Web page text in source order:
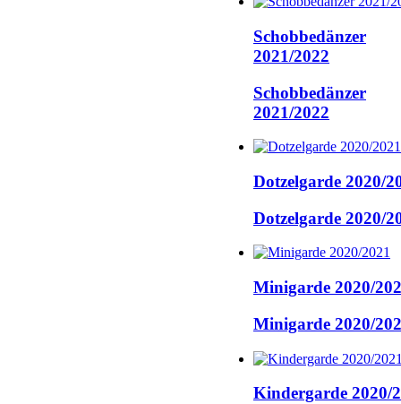
Schobbedänzer
2021/2022
Schobbedänzer
2021/2022
Dotzelgarde 2020/
Dotzelgarde 2020/
Minigarde 2020/
Minigarde 2020/
Kindergarde 2020/